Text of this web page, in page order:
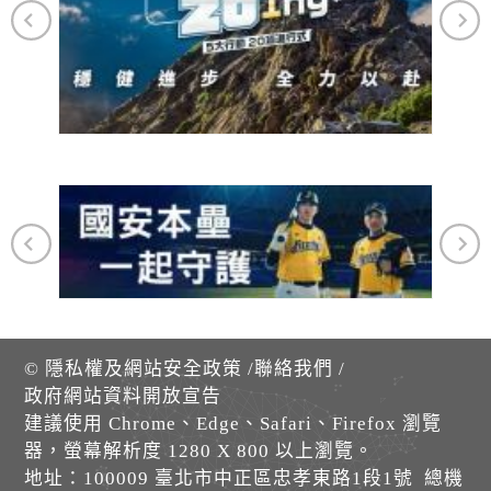
© 隱私權及網站安全政策 /聯絡我們 /
政府網站資料開放宣告
建議使用 Chrome、Edge、Safari、Firefox 瀏覽
器，螢幕解析度 1280 X 800 以上瀏覽。
地址：100009 臺北市中正區忠孝東路1段1號 總機